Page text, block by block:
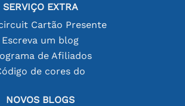
SERVIÇO EXTRA
Cartão Presente
Escreva um blog
de Afiliados
de cores do
NOVOS BLOGS